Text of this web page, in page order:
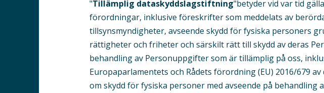
"Tillämplig dataskyddslag­stiftning"betyder vid var tid
förord­ningar, inklusive föreskrifter som meddelats av
tillsynsmyndigheter, avseende skydd för fysiska personers
rättigheter och friheter och särskilt rätt till skydd av deras
behandling av Personuppgifter som är tillämplig på oss,
Europaparlamentets och Rådets förordning (EU) 2016/679 av
om skydd för fysiska personer med avseende på behandling